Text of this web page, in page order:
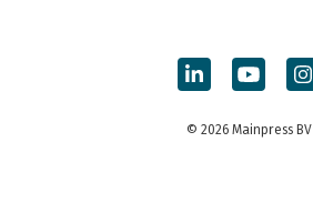
© 2026 Mainpress BV